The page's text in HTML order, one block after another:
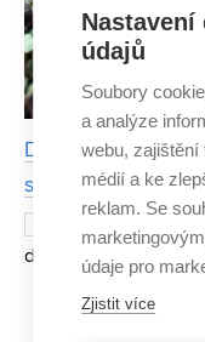
Domácí pěstování
studenta k
7. LEDNA 2021
doma na parapetu.
Nastavení
údajů
Soubory
a analýze
webu,
médií a ke
reklam. Se
údaje pro
Zjistit více